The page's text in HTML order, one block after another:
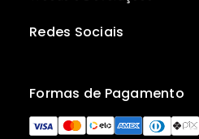
Formas de Pagamento
Redes Sociais